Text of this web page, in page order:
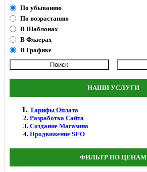
По убыванию
По возрастанию
В Шаблонах
В Флаерах
В Графике
НАШИ УСЛУГИ
Тарифы Оплата
Разработка Сайта
Создание Магазина
Продвижение SEO
ФИЛЬТР ПО ЦЕНАМ